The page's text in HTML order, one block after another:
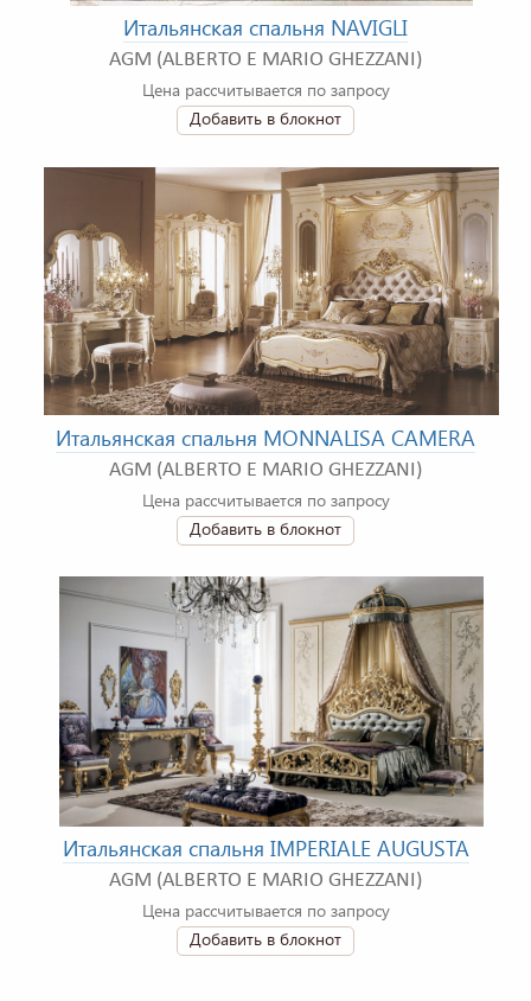
Итальянская спальня NAVIGLI
AGM (ALBERTO E MARIO GHEZZANI)
Цена рассчитывается по запросу
Добавить в блокнот
Итальянская спальня MONNALISA CAMERA
AGM (ALBERTO E MARIO GHEZZANI)
Цена рассчитывается по запросу
Добавить в блокнот
Итальянская спальня IMPERIALE AUGUSTA
AGM (ALBERTO E MARIO GHEZZANI)
Цена рассчитывается по запросу
Добавить в блокнот